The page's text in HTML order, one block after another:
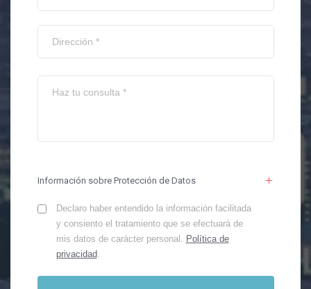
Información sobre Protección de Datos
Declaro haber entendido la información facilitada
y consiento el tratamiento que se efectuará de
mis datos de carácter personal. Política de
privacidad.